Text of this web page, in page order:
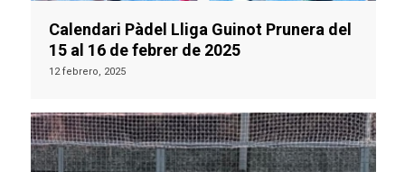
Calendari Pàdel Lliga Guinot Prunera del
15 al 16 de febrer de 2025
12 febrero, 2025